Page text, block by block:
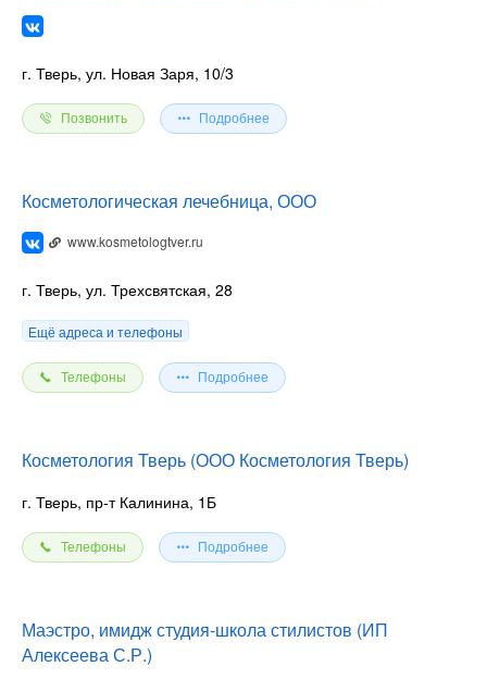
г. Тверь, ул. Новая Заря, 10/3
Позвонить Подробнее
Косметологическая лечебница, ООО
www.kosmetologtver.ru
г. Тверь, ул. Трехсвятская, 28
Ещё адреса и телефоны
Телефоны Подробнее
Косметология Тверь (ООО Косметология Тверь)
г. Тверь, пр-т Калинина, 1Б
Телефоны Подробнее
Маэстро, имидж студия-школа стилистов (ИП
Алексеева С.Р.)